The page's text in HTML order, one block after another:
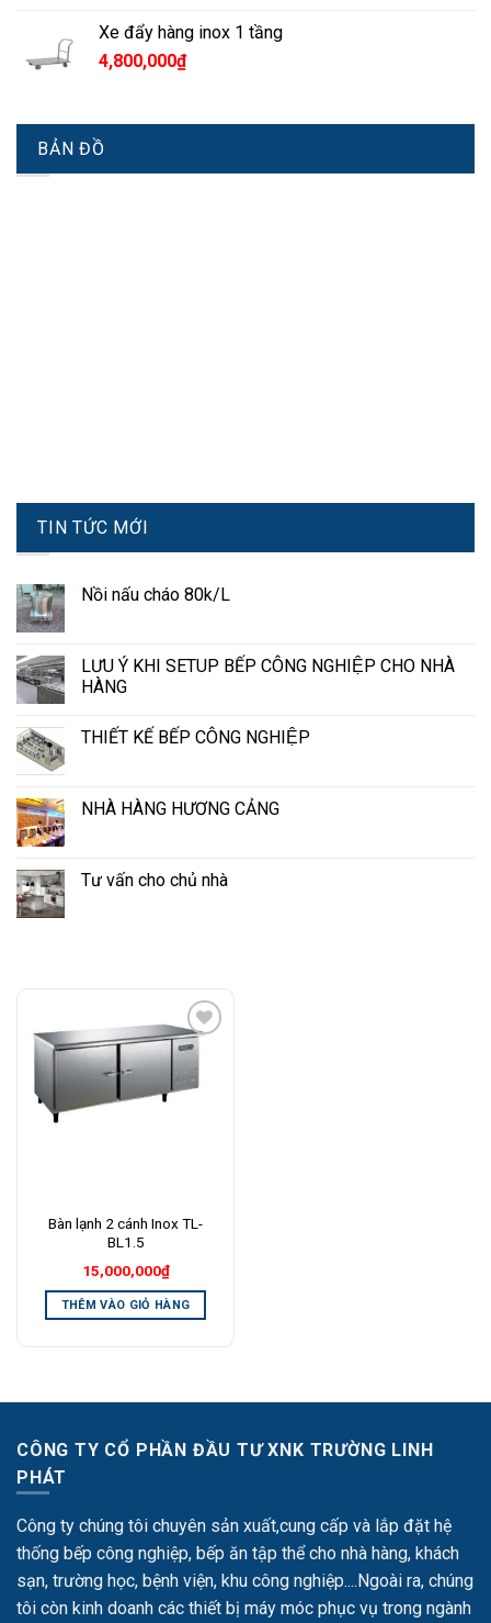
Xe đẩy hàng inox 1 tầng
4,800,000₫
BẢN ĐỒ
TIN TỨC MỚI
Nồi nấu cháo 80k/L
LƯU Ý KHI SETUP BẾP CÔNG NGHIỆP CHO NHÀ
HÀNG
THIẾT KẾ BẾP CÔNG NGHIỆP
NHÀ HÀNG HƯƠNG CẢNG
Tư vấn cho chủ nhà
Add to
Wishlist
Bàn lạnh 2 cánh Inox TL-
BL1.5
15,000,000₫
THÊM VÀO GIỎ HÀNG
CÔNG TY CỔ PHẦN ĐẦU TƯ XNK TRƯỜNG LINH
PHÁT
Công ty chúng tôi chuyên sản xuất,cung cấp và lắp đặt hệ
thống bếp công nghiệp, bếp ăn tập thể cho nhà hàng, khách
sạn, trường học, bệnh viện, khu công nghiệp....Ngoài ra, chúng
tôi còn kinh doanh các thiết bị máy móc phục vụ trong ngành